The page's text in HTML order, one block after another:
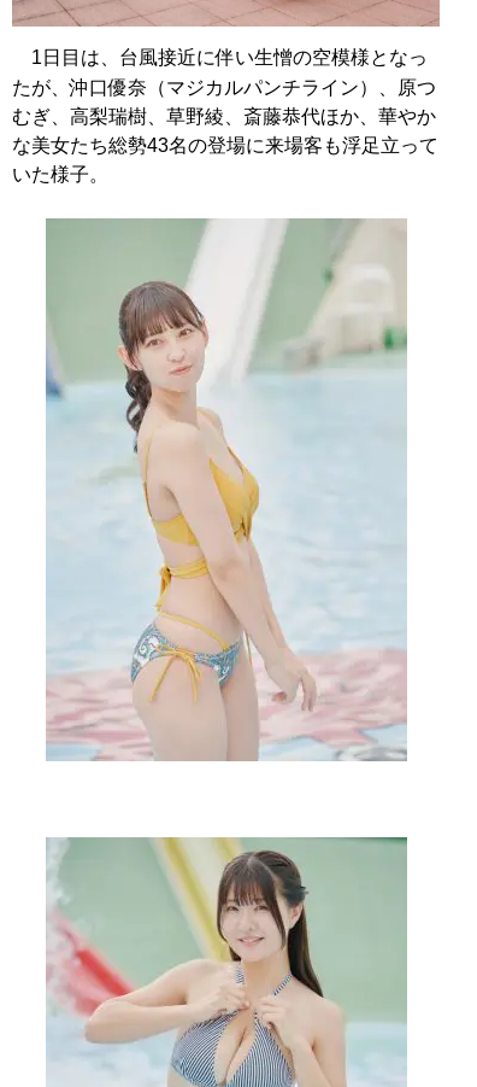
1日目は、台風接近に伴い生憎の空模様となっ
たが、沖口優奈（マジカルパンチライン）、原つ
むぎ、高梨瑞樹、草野綾、斎藤恭代ほか、華やか
な美女たち総勢43名の登場に来場客も浮足立って
いた様子。